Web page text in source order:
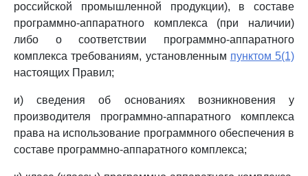
российской промышленной продукции), в составе
программно-аппаратного комплекса (при наличии)
либо о соответствии программно-аппаратного
комплекса требованиям, установленным пунктом 5(1)
настоящих Правил;
и) сведения об основаниях возникновения у
производителя программно-аппаратного комплекса
права на использование программного обеспечения в
составе программно-аппаратного комплекса;